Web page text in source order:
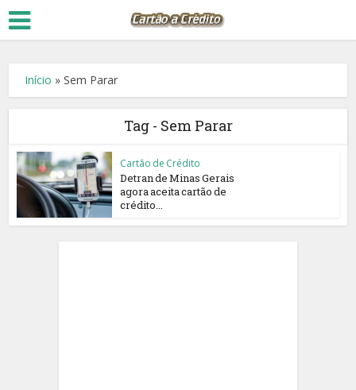
Início »Sem Parar
Tag - Sem Parar
Cartão de Crédito
Detran de Minas Gerais
agora aceita cartão de
crédito...